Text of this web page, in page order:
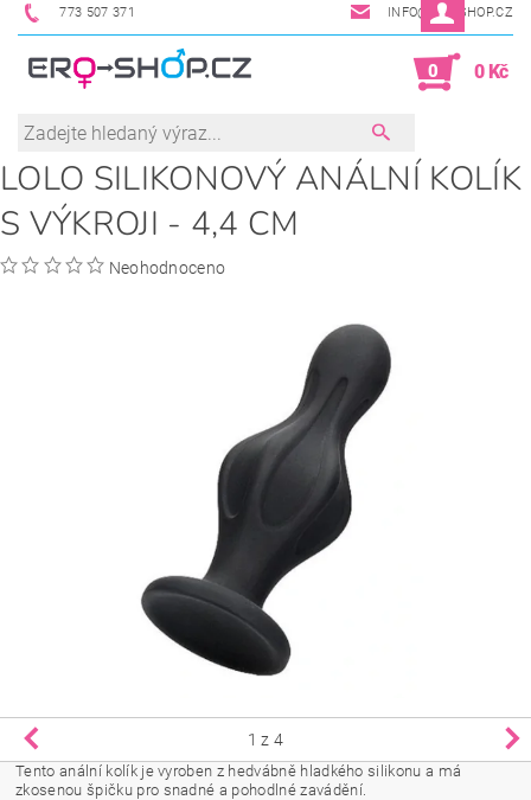
773 507 371 INFO@ERO-SHOP.CZ
0 0 Kč
LOLO SILIKONOVÝ ANÁLNÍ KOLÍK
S VÝKROJI - 4,4 CM
Neohodnoceno
1 z 4
Tento anální kolík je vyroben z hedvábně hladkého silikonu a má
zkosenou špičku pro snadné a pohodlné zavádění.